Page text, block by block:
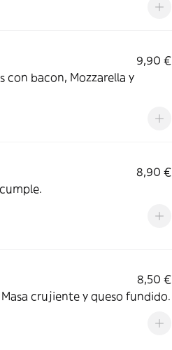
9,90 €
con bacon, Mozzarella y
8,90 €
8,50 €
crujiente y queso fundido.